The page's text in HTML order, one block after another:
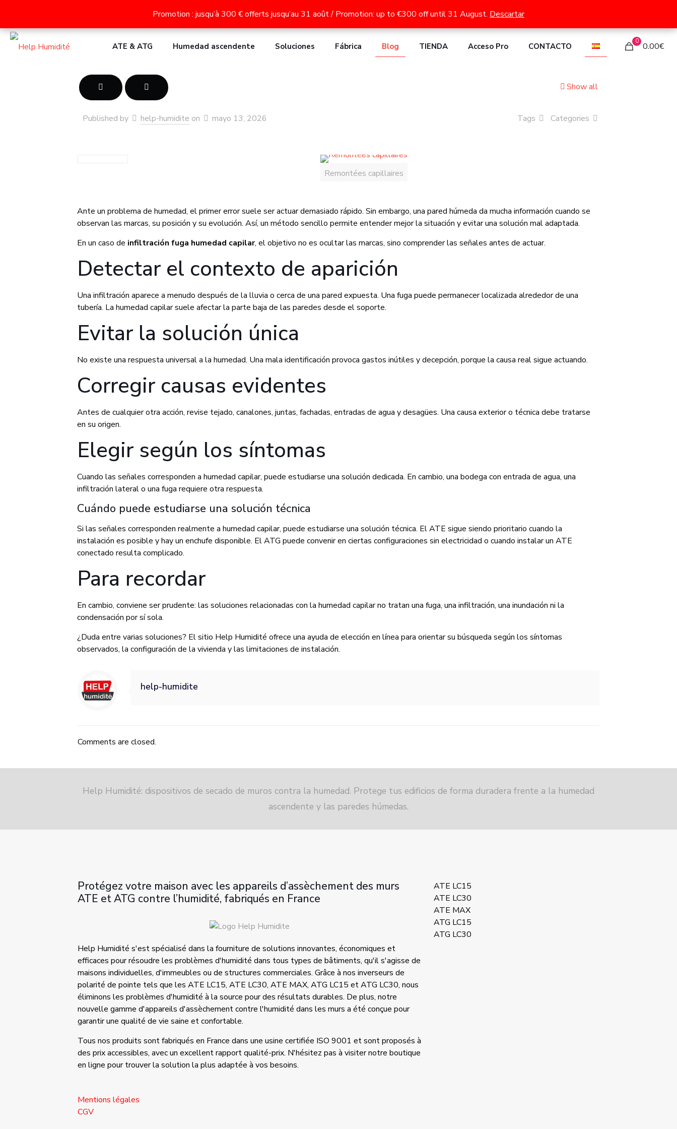
Descubre nuestros dispositivos contra la humedad en las paredes: secado de muros ATE LC15, ATE LC30, ATE MAX, ATG LC15 y ATG LC30.
ATE & ATG Humedad ascendente Soluciones Fábrica Blog TIENDA Acceso Pro CONTACTO
0 0.00€
Show all
Published by help-humidite on mayo 13, 2026 Categories
Tags
Remontées capillaires
Ante un problema de humedad, el primer error suele ser actuar demasiado rápido. Sin embargo, una pared húmeda da mucha información cuando se
observan las marcas, su posición y su evolución. Así, un método sencillo permite entender mejor la situación y evitar una solución mal adaptada.
En un caso de infiltración fuga humedad capilar, el objetivo no es ocultar las marcas, sino comprender las señales antes de actuar.
Detectar el contexto de aparición
Una infiltración aparece a menudo después de la lluvia o cerca de una pared expuesta. Una fuga puede permanecer localizada alrededor de una
tubería. La humedad capilar suele afectar la parte baja de las paredes desde el soporte.
Evitar la solución única
No existe una respuesta universal a la humedad. Una mala identificación provoca gastos inútiles y decepción, porque la causa real sigue actuando.
Corregir causas evidentes
Antes de cualquier otra acción, revise tejado, canalones, juntas, fachadas, entradas de agua y desagües. Una causa exterior o técnica debe tratarse
en su origen.
Elegir según los síntomas
Cuando las señales corresponden a humedad capilar, puede estudiarse una solución dedicada. En cambio, una bodega con entrada de agua, una
infiltración lateral o una fuga requiere otra respuesta.
Cuándo puede estudiarse una solución técnica
Si las señales corresponden realmente a humedad capilar, puede estudiarse una solución técnica. El ATE sigue siendo prioritario cuando la
instalación es posible y hay un enchufe disponible. El ATG puede convenir en ciertas configuraciones sin electricidad o cuando instalar un ATE
conectado resulta complicado.
Para recordar
En cambio, conviene ser prudente: las soluciones relacionadas con la humedad capilar no tratan una fuga, una infiltración, una inundación ni la
condensación por sí sola.
¿Duda entre varias soluciones? El sitio Help Humidité ofrece una ayuda de elección en línea para orientar su búsqueda según los síntomas
observados, la configuración de la vivienda y las limitaciones de instalación.
help-humidite
Comments are closed.
Help Humidité: dispositivos de secado de muros contra la humedad. Protege tus edificios de forma duradera frente a la humedad
ascendente y las paredes húmedas.
Protégez votre maison avec les appareils d’assèchement des murs
ATE et ATG contre l’humidité, fabriqués en France
Help Humidité s'est spécialisé dans la fourniture de solutions innovantes, économiques et
efficaces pour résoudre les problèmes d'humidité dans tous types de bâtiments, qu'il s'agisse de
maisons individuelles, d'immeubles ou de structures commerciales. Grâce à nos inverseurs de
polarité de pointe tels que les ATE LC15, ATE LC30, ATE MAX, ATG LC15 et ATG LC30, nous
éliminons les problèmes d'humidité à la source pour des résultats durables. De plus, notre
nouvelle gamme d'appareils d'assèchement contre l'humidité dans les murs a été conçue pour
garantir une qualité de vie saine et confortable.
Tous nos produits sont fabriqués en France dans une usine certifiée ISO 9001 et sont proposés à
des prix accessibles, avec un excellent rapport qualité-prix. N'hésitez pas à visiter notre boutique
en ligne pour trouver la solution la plus adaptée à vos besoins.
Mentions légales
CGV
ATE LC15
ATE LC30
ATE MAX
ATG LC15
ATG LC30
Promotion : jusqu’à 300 € offerts jusqu’au 31 août / Promotion: up to €300 off until 31 August. Descartar
Promotion : jusqu’à 300 € offerts jusqu’au 31 août / Promotion: up to €300 off until 31 August. Descartar